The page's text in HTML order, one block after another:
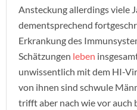
Ansteckung allerdings viele
dementsprechend
Erkrankung des
Schätzungen leben
unwissentlich mit dem HI-
von ihnen sind schwule
trifft aber nach wie vor auch